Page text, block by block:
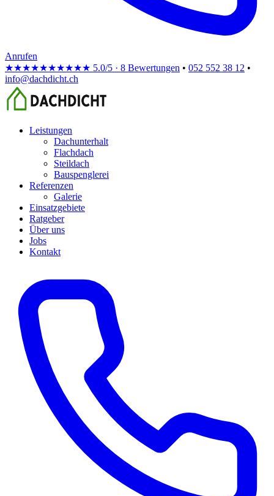
Anrufen
★★★★★★★★★★ 5.0/5 · 8 Bewertungen • 052 552 38 12 •
info@dachdicht.ch
Leistungen
Dachunterhalt
Flachdach
Steildach
Bauspenglerei
Referenzen
Galerie
Einsatzgebiete
Ratgeber
Über uns
Jobs
Kontakt